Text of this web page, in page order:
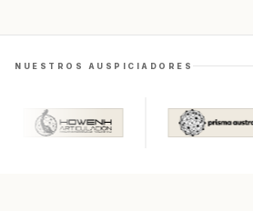
NUESTROS AUSPICIADORES